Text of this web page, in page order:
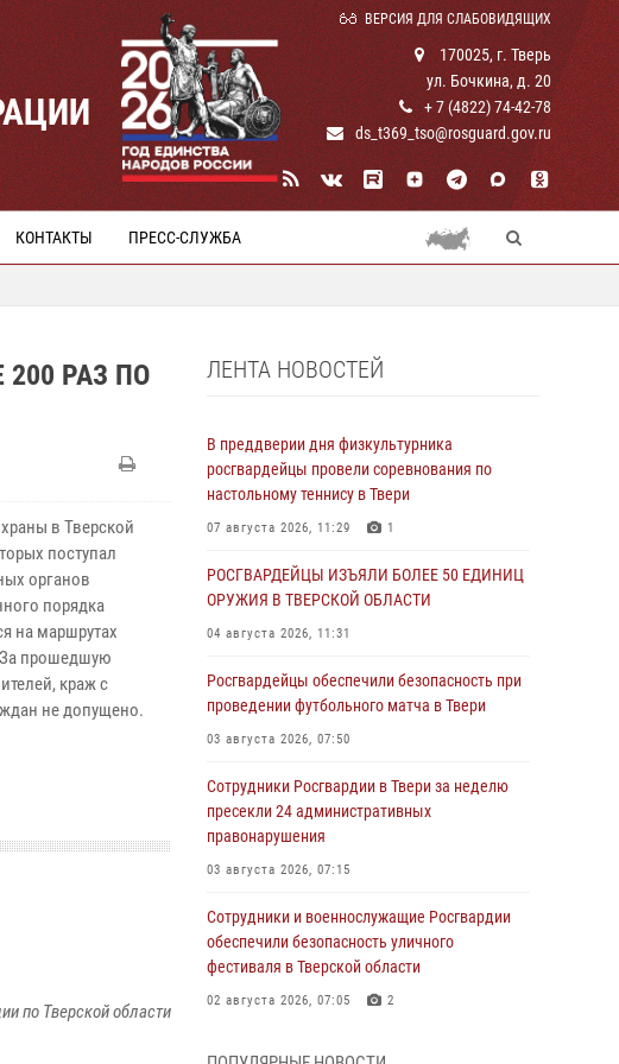
ВЕРСИЯ ДЛЯ СЛАБОВИДЯЩИХ
170025, г. Тверь
ул. Бочкина, д. 20
+ 7 (4822) 74-42-78
ds_t369_tso@rosguard.gov.ru
КОНТАКТЫ ПРЕСС-СЛУЖБА
РАЗ ПО
в Тверской
поступал
органов
порядка
на маршрутах
За прошедшую
краж с
не допущено.
по Тверской области
ЛЕНТА НОВОСТЕЙ
В преддверии дня физкультурника
росгвардейцы провели соревнования по
настольному теннису в Твери
07 августа 2026, 11:29 1
РОСГВАРДЕЙЦЫ ИЗЪЯЛИ БОЛЕЕ 50 ЕДИНИЦ
ОРУЖИЯ В ТВЕРСКОЙ ОБЛАСТИ
04 августа 2026, 11:31
Росгвардейцы обеспечили безопасность при
проведении футбольного матча в Твери
03 августа 2026, 07:50
Сотрудники Росгвардии в Твери за неделю
пресекли 24 административных
правонарушения
03 августа 2026, 07:15
Сотрудники и военнослужащие Росгвардии
обеспечили безопасность уличного
фестиваля в Тверской области
02 августа 2026, 07:05 2